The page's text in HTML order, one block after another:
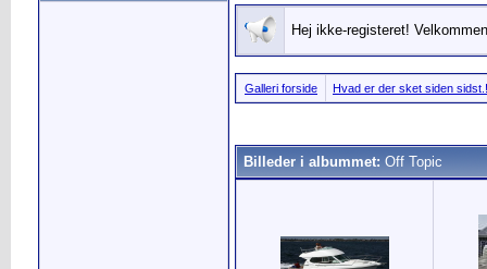
Hej ikke-registeret!
Galleri forside Hvad er der sket siden sidst.!
Billeder i albummet: Off Topic